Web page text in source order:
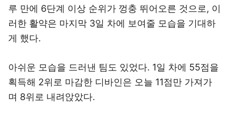
루 만에 6단계 이상 순위가 껑충 뛰어오른 것으로, 이
러한 활약은 마지막 3일 차에 보여줄 모습을 기대하
게 했다.
아쉬운 모습을 드러낸 팀도 있었다. 1일 차에 55점을
획득해 2위로 마감한 디바인은 오늘 11점만 가져가
며 8위로 내려앉았다.